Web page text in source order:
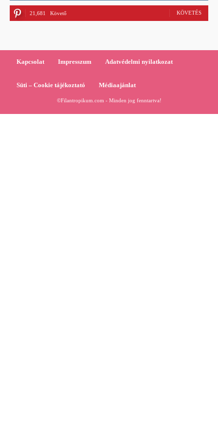
21,681 Követő KÖVETÉS
Kapcsolat Impresszum Adatvédelmi nyilatkozat
Süti – Cookie tájékoztató Médiaajánlat
©Filantropikum.com - Minden jog fenntartva!